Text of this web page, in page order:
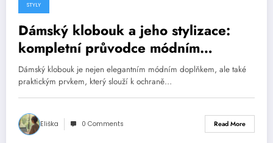
STYLY
Dámský klobouk a jeho stylizace:
kompletní průvodce módním
doplňkem
Dámský klobouk je nejen elegantním módním doplňkem, ale také
praktickým prvkem, který slouží k ochraně…
Eliška 0 Comments Read More